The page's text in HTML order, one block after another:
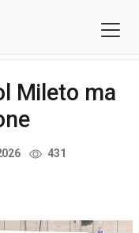
Mileto ma
431